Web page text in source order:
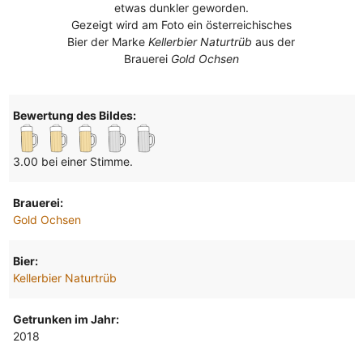
etwas dunkler geworden.
Gezeigt wird am Foto ein österreichisches
Bier der MarkeKellerbier Naturtrüb aus der
Brauerei Gold Ochsen
Bewertung des Bildes:
3.00 bei einer Stimme.
Brauerei:
Gold Ochsen
Bier:
Kellerbier Naturtrüb
Getrunken im Jahr:
2018